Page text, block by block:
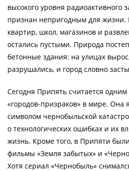
высокого уровня радиоактивного
признан непригодным для жизни.
квартир, школ, магазинов и
остались пустыми. Природа
бетонные здания: на улицах
разрушались, и город словно
Сегодня Припять считается
«городов-призраков» в мире. Она
символом чернобыльской
о технологических ошибках и их
жизнь. Кроме того, в Припяти
фильмы «Земля забытых» и
Хотя сериал «Чернобыль»